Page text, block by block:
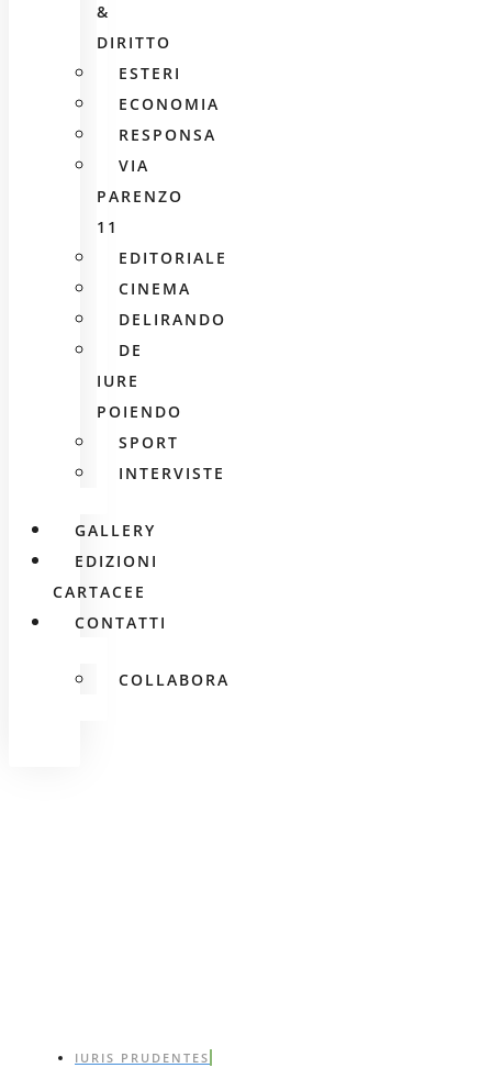
&
DIRITTO
ESTERI
ECONOMIA
RESPONSA
VIA
PARENZO
11
EDITORIALE
CINEMA
DELIRANDO
DE
IURE
POIENDO
SPORT
INTERVISTE
GALLERY
EDIZIONI
CARTACEE
CONTATTI
COLLABORA
IURIS PRUDENTES